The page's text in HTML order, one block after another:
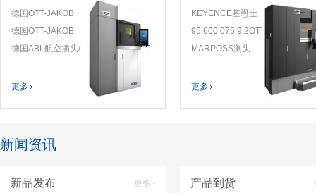
德国OTT-JAKOB
拉爪
95.102.025.3.2
拉力计
德国OTT-JAKOB
拉爪带螺栓
现货秒发
德国ABL航空插头/
电气原件 连接器
更多
KEYENCE基恩士
传感器探头 GT2-
A50现货
95.600.075.9.2OTT-
JAKOB测力计适配
MARPOSS测头
装正品
更多
新闻资讯
新品发布 更多 产品到货